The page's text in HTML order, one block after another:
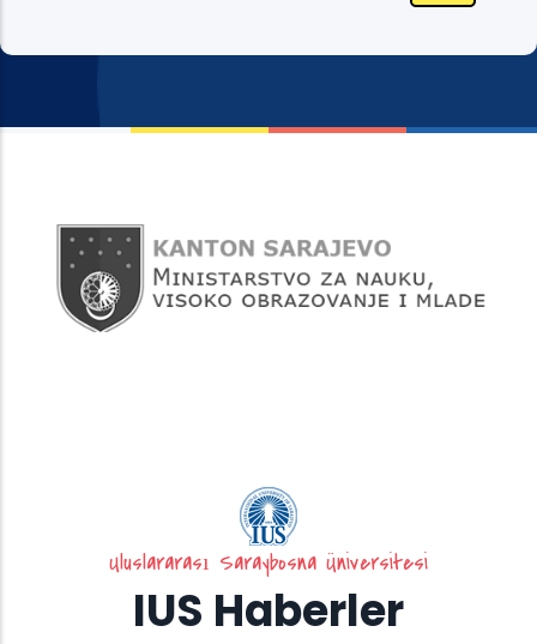
Uluslararası Saraybosna Üniversitesi
IUS Haberler